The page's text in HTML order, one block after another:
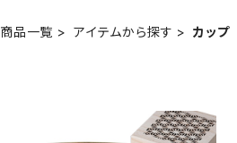
商品一覧 アイテムから探す カップ